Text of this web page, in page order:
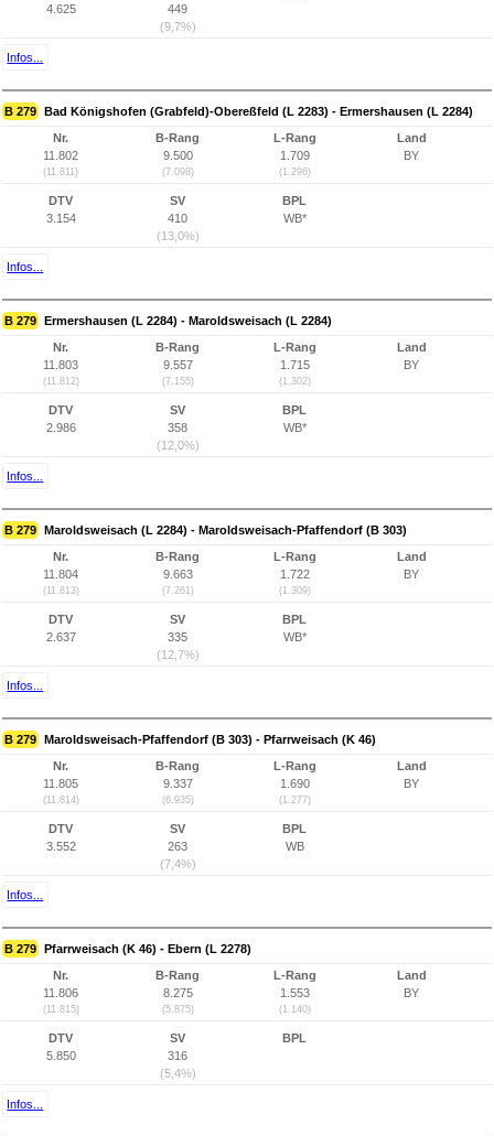
4.625
449
(9,7%)
Infos...
B 279 Bad Königshofen (Grabfeld)-Obereßfeld (L 2283) - Ermershausen (L 2284)
Nr.
11.802
(11.811)
B-Rang
9.500
(7.098)
L-Rang
1.709
(1.296)
Land
BY
DTV
3.154
SV
410
(13,0%)
BPL
WB*
Infos...
B 279 Ermershausen (L 2284) - Maroldsweisach (L 2284)
Nr.
11.803
(11.812)
B-Rang
9.557
(7.155)
L-Rang
1.715
(1.302)
Land
BY
DTV
2.986
SV
358
(12,0%)
BPL
WB*
Infos...
B 279 Maroldsweisach (L 2284) - Maroldsweisach-Pfaffendorf (B 303)
Nr.
11.804
(11.813)
B-Rang
9.663
(7.261)
L-Rang
1.722
(1.309)
Land
BY
DTV
2.637
SV
335
(12,7%)
BPL
WB*
Infos...
B 279 Maroldsweisach-Pfaffendorf (B 303) - Pfarrweisach (K 46)
Nr.
11.805
(11.814)
B-Rang
9.337
(6.935)
L-Rang
1.690
(1.277)
Land
BY
DTV
3.552
SV
263
(7,4%)
BPL
WB
Infos...
B 279 Pfarrweisach (K 46) - Ebern (L 2278)
Nr.
11.806
(11.815)
B-Rang
8.275
(5.875)
L-Rang
1.553
(1.140)
Land
BY
DTV
5.850
SV
316
(5,4%)
BPL
Infos...